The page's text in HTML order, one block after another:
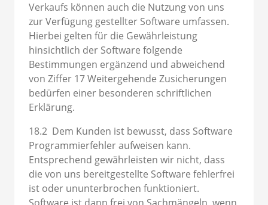
Verkaufs können auch die Nutzung von uns
zur Verfügung gestellter Software umfassen.
Hierbei gelten für die Gewährleistung
hinsichtlich der Software folgende
Bestimmungen ergänzend und abweichend
von Ziffer 17 Weitergehende Zusicherungen
bedürfen einer besonderen schriftlichen
Erklärung.
18.2 Dem Kunden ist bewusst, dass Software
Programmierfehler aufweisen kann.
Entsprechend gewährleisten wir nicht, dass
die von uns bereitgestellte Software fehlerfrei
ist oder ununterbrochen funktioniert.